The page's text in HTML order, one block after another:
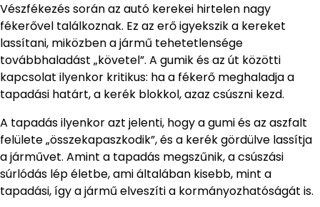
Vészfékezés során az autó kerekei hirtelen nagy
fékerővel találkoznak. Ez az erő igyekszik a kereket
lassítani, miközben a jármű tehetetlensége
továbbhaladást „követel”. A gumik és az út közötti
kapcsolat ilyenkor kritikus: ha a fékerő meghaladja a
tapadási határt, a kerék blokkol, azaz csúszni kezd.
A tapadás ilyenkor azt jelenti, hogy a gumi és az aszfalt
felülete „összekapaszkodik”, és a kerék gördülve lassítja
a járművet. Amint a tapadás megszűnik, a csúszási
súrlódás lép életbe, ami általában kisebb, mint a
tapadási, így a jármű elveszíti a kormányozhatóságát is.